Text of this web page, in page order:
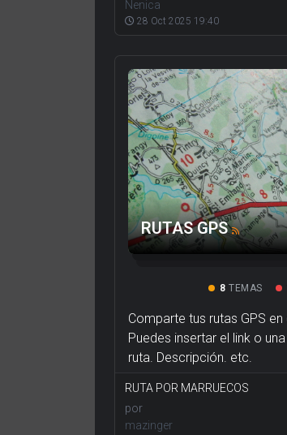
Nenica
28 Oct 2025 19:40
RUTAS GPS
8 TEMAS
Comparte tus rutas GPS
Puedes insertar el link o
ruta. Descripción. etc.
RUTA POR MARRUECOS
por
mazinger